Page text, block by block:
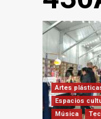
Artes
Espacios
Música